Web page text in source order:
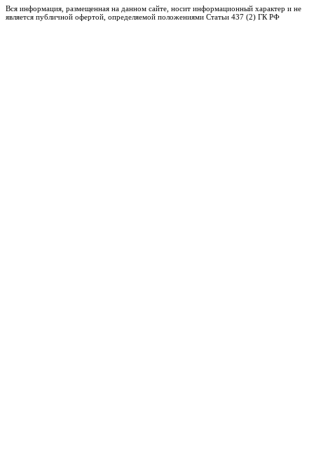
Вся информация, размещенная на данном сайте, носит информационный характер и не
является публичной офертой, определяемой положениями Статьи 437 (2) ГК РФ